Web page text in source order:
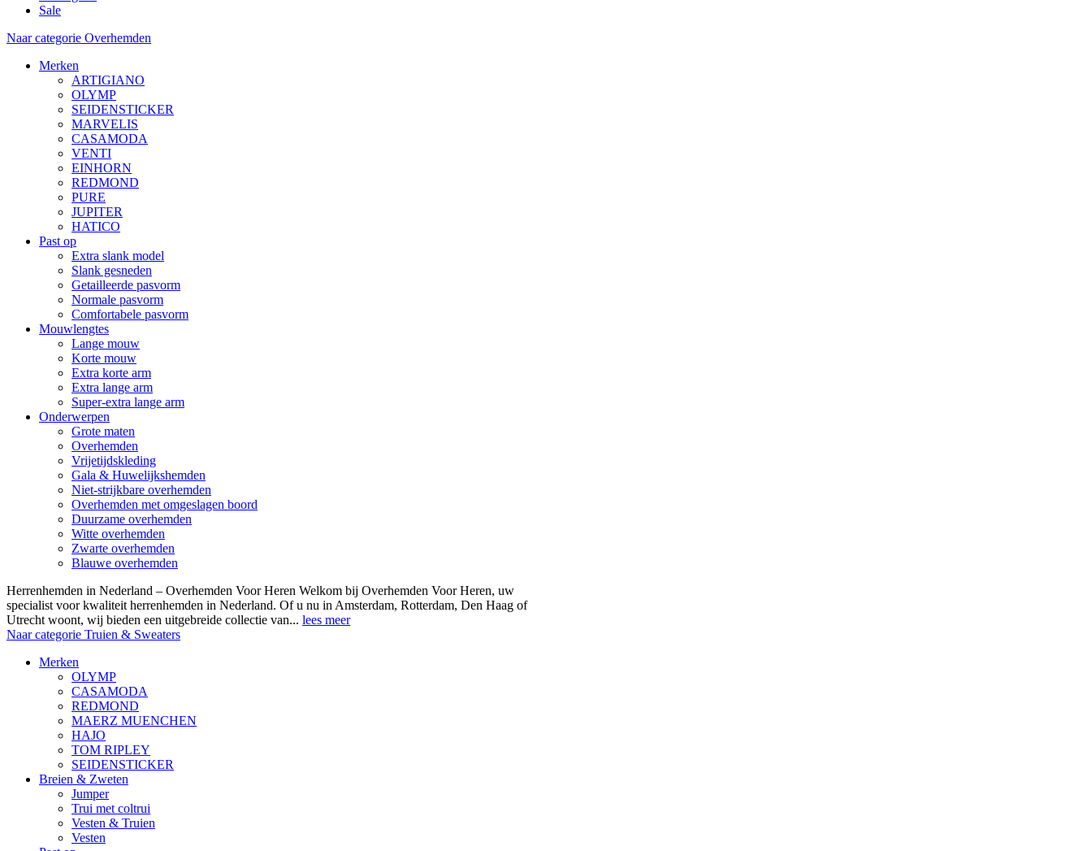
Sale
Naar categorie Overhemden
Merken
ARTIGIANO
OLYMP
SEIDENSTICKER
MARVELIS
CASAMODA
VENTI
EINHORN
REDMOND
PURE
JUPITER
HATICO
Past op
Extra slank model
Slank gesneden
Getailleerde pasvorm
Normale pasvorm
Comfortabele pasvorm
Mouwlengtes
Lange mouw
Korte mouw
Extra korte arm
Extra lange arm
Super-extra lange arm
Onderwerpen
Grote maten
Overhemden
Vrijetijdskleding
Gala & Huwelijkshemden
Niet-strijkbare overhemden
Overhemden met omgeslagen boord
Duurzame overhemden
Witte overhemden
Zwarte overhemden
Blauwe overhemden
Herrenhemden in Nederland – Overhemden Voor Heren Welkom bij Overhemden Voor Heren, uw
specialist voor kwaliteit herrenhemden in Nederland. Of u nu in Amsterdam, Rotterdam, Den Haag of
Utrecht woont, wij bieden een uitgebreide collectie van... lees meer
Naar categorie Truien & Sweaters
Merken
OLYMP
CASAMODA
REDMOND
MAERZ MUENCHEN
HAJO
TOM RIPLEY
SEIDENSTICKER
Breien & Zweten
Jumper
Trui met coltrui
Vesten & Truien
Vesten